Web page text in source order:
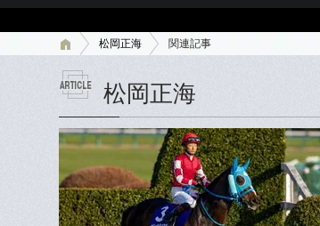
松岡正海 関連記事
松岡正海